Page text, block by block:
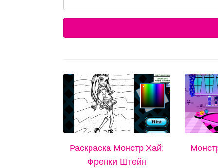
Раскраска Монстр Хай:
Френки Штейн